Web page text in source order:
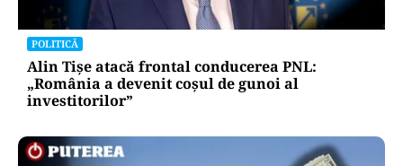
POLITICĂ
Alin Tișe atacă frontal conducerea PNL:
„România a devenit coșul de gunoi al
investitorilor”